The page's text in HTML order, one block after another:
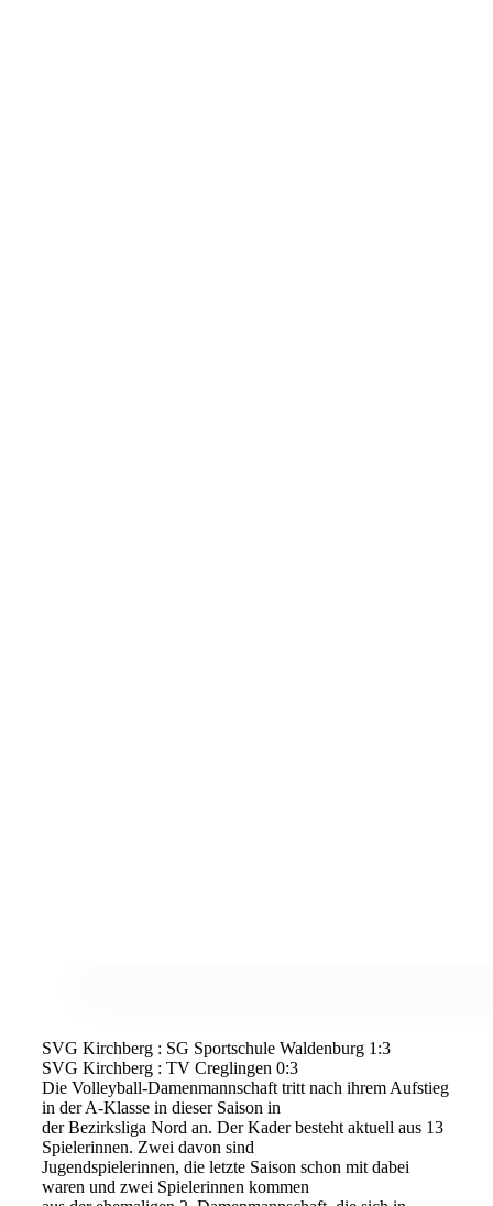
SVG Kirchberg : SG Sportschule Waldenburg 1:3
SVG Kirchberg : TV Creglingen 0:3
Die Volleyball-Damenmannschaft tritt nach ihrem Aufstieg
in der A-Klasse in dieser Saison in
der Bezirksliga Nord an. Der Kader besteht aktuell aus 13
Spielerinnen. Zwei davon sind
Jugendspielerinnen, die letzte Saison schon mit dabei
waren und zwei Spielerinnen kommen